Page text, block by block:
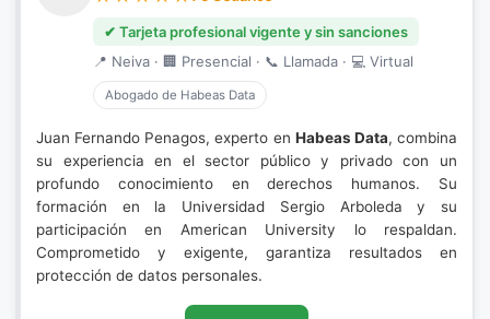
✔ Tarjeta profesional vigente y sin sanciones
📍 Neiva · 🏢 Presencial · 📞 Llamada · 💻 Virtual
Abogado de Habeas Data
Juan Fernando Penagos, experto en Habeas Data, combina
su experiencia en el sector público y privado con un
profundo conocimiento en derechos humanos. Su
formación en la Universidad Sergio Arboleda y su
participación en American University lo respaldan.
Comprometido y exigente, garantiza resultados en
protección de datos personales.